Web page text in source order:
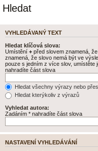
Hledat
VYHLEDÁVANÝ TEXT
Hledat klíčová slova:
Umístění + před slovem znamená,
znamená, že slovo nemá být ve
pouze s jedním z více slov, umístěte
nahradíte část slova
Hledat všechny výrazy nebo
Hledat kterýkoliv z výrazů
Vyhledat autora:
Zadáním * nahradíte část slova
NASTAVENÍ VYHLEDÁVÁNÍ